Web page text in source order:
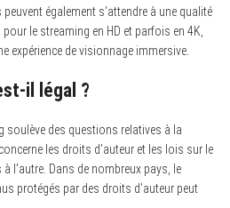
également s’attendre à une qualité
le streaming en HD et parfois en 4K,
expérience de visionnage immersive.
il légal ?
soulève des questions relatives à la
les droits d’auteur et les lois sur le
l’autre. Dans de nombreux pays, le
protégés par des droits d’auteur peut